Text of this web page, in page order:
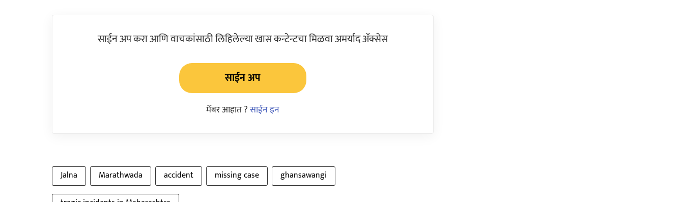
साईन अप करा आणि वाचकांसाठी लिहिलेल्या खास कन्टेन्टचा मिळवा अमर्याद ॲक्सेस
साईन अप
मेंबर आहात ?साईन इन
Jalna Marathwada accident missing case
ghansawangi